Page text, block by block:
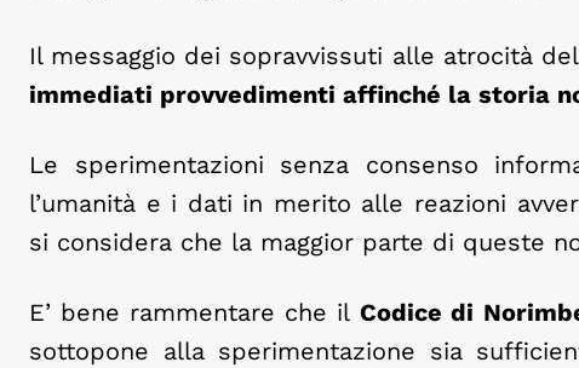
Il messaggio dei sopravvissuti alle atrocità
immediati provvedimenti affinché la storia
Le sperimentazioni senza consenso
l’umanità e i dati in merito alle reazioni
si considera che la maggior parte di queste
E’ bene rammentare che il Codice di
sottopone alla sperimentazione sia